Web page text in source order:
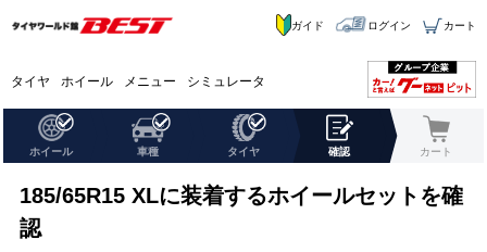
タイヤ ホイール メニュー シミュレータ
ガイド ログイン カート
ホイール 車種 タイヤ 確認 カート
185/65R15 XLに装着するホイールセットを確
認